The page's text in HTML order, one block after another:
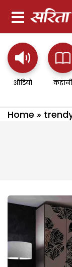
ऑडियो कहानी
Home »